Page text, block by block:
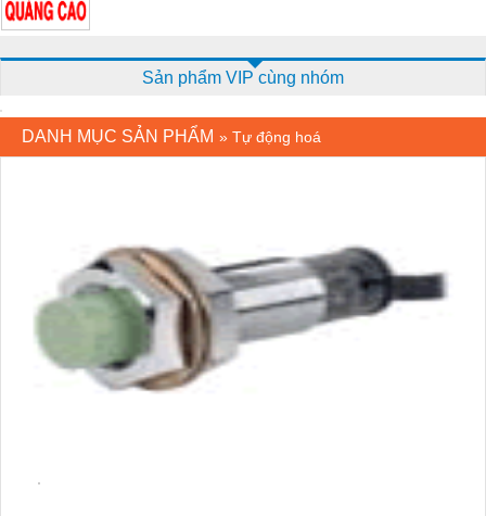
Sản phẩm VIP cùng nhóm
DANH MỤC SẢN PHẨM » Tự động hoá